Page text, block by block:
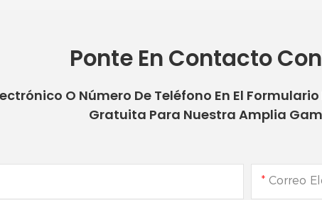
Ponte En Contacto
O Número De Teléfono En El
Gratuita Para Nuestra Amplia
Correo